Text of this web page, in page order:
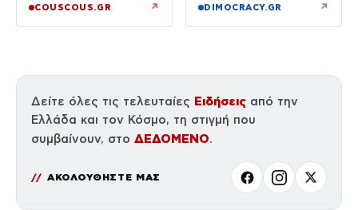
COUSCOUS.GR ↗ DIMOCRACY.GR ↗
Δείτε όλες τις τελευταίες Ειδήσεις από την
Ελλάδα και τον Κόσμο, τη στιγμή που
συμβαίνουν, στο ΔΕΔΟΜΕΝΟ.
ΑΚΟΛΟΥΘΗΣΤΕ ΜΑΣ